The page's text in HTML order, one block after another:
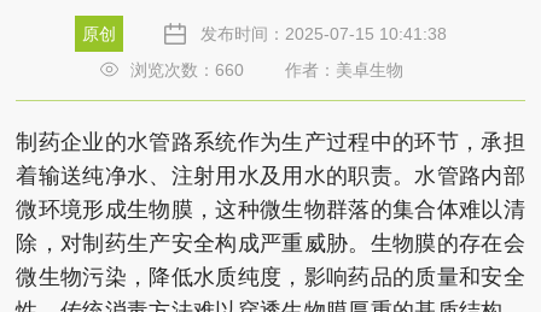
原创
发布时间：2025-07-15 10:41:38
浏览次数：660 作者：美卓生物
制药企业的水管路系统作为生产过程中的环节，承担
着输送纯净水、注射用水及用水的职责。水管路内部
微环境形成生物膜，这种微生物群落的集合体难以清
除，对制药生产安全构成严重威胁。生物膜的存在会
微生物污染，降低水质纯度，影响药品的质量和安全